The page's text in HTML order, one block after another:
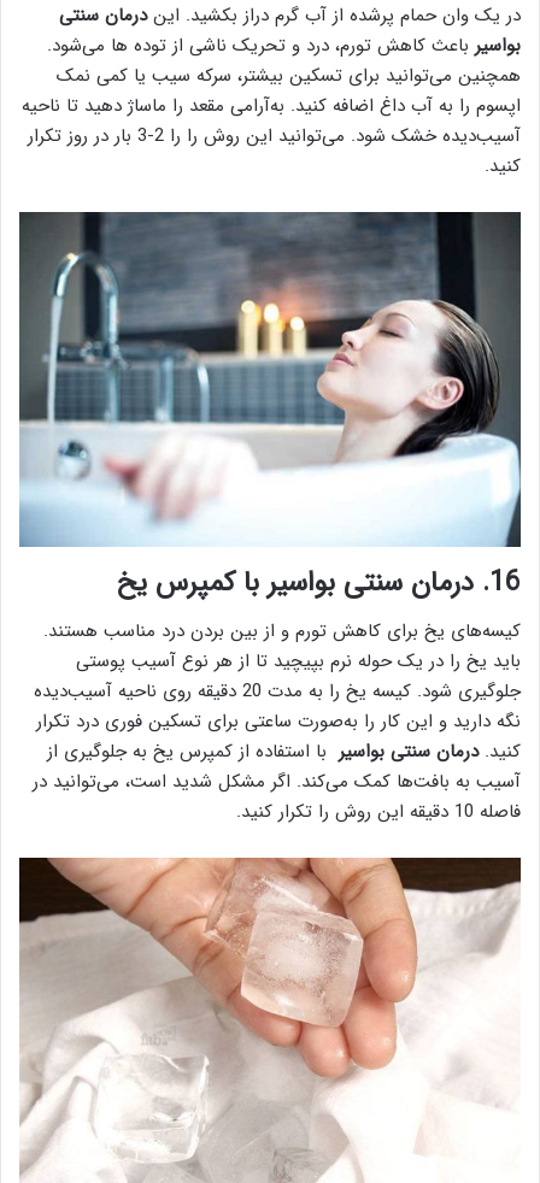
در یک وان حمام پرشده از آب گرم دراز بکشید. ایندرمان سنتی
بواسیر باعث کاهش تورم، درد و تحریک ناشی از توده ها می‌شود.
همچنین می‌توانید برای تسکین بیشتر، سرکه سیب یا کمی نمک
اپسوم را به آب داغ اضافه کنید. به‌آرامی مقعد را ماساژ دهید تا ناحیه
آسیب‌دیده خشک شود. می‌توانید این روش را را 2-3 بار در روز تکرار
کنید.
16. درمان سنتی بواسیر با کمپرس یخ
کیسه‌های یخ برای کاهش تورم و از بین بردن درد مناسب هستند.
باید یخ را در یک حوله نرم بپیچید تا از هر نوع آسیب پوستی
جلوگیری شود. کیسه یخ را به مدت 20 دقیقه روی ناحیه آسیب‌دیده
نگه دارید و این کار را به‌صورت ساعتی برای تسکین فوری درد تکرار
کنید.درمان سنتی بواسیر با استفاده از کمپرس یخ به جلوگیری از
آسیب به بافت‌ها کمک می‌کند. اگر مشکل شدید است، می‌توانید در
فاصله 10 دقیقه این روش را تکرار کنید.